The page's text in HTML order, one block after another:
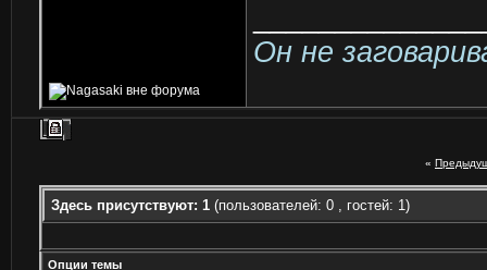
Он не
«
Здесь присутствуют: 1 (пользователей: 0 , гостей: 1)
Опции темы